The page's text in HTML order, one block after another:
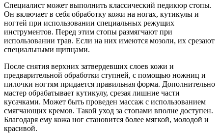
Специалист может выполнить классический педикюр стопы.
Он включает в себя обработку кожи на ногах, кутикулы и
ногтей при использовании специальных режущих
инструментов. Перед этим стопы размягчают при
использовании трав. Если на них имеются мозоли, их срезают
специальными щипцами.
После снятия верхних затвердевших слоев кожи и
предварительной обработки ступней, с помощью ножниц и
пилочки ногтям придается правильная форма. Дополнительно
мастер обрабатывает кутикулу, срезая лишние части
кусачками. Может быть проведен массаж с использованием
смягчающих кремов. Такой уход за стопами вполне доступен.
Благодаря ему кожа ног становится более мягкой, молодой и
красивой.